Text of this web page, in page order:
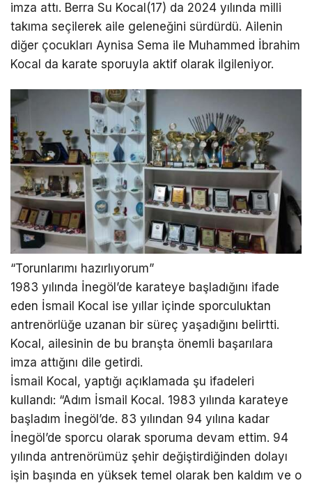
imza attı. Berra Su Kocal(17) da 2024 yılında milli
takıma seçilerek aile geleneğini sürdürdü. Ailenin
diğer çocukları Aynisa Sema ile Muhammed İbrahim
Kocal da karate sporuyla aktif olarak ilgileniyor.
“Torunlarımı hazırlıyorum”
1983 yılında İnegöl’de karateye başladığını ifade
eden İsmail Kocal ise yıllar içinde sporculuktan
antrenörlüğe uzanan bir süreç yaşadığını belirtti.
Kocal, ailesinin de bu branşta önemli başarılara
imza attığını dile getirdi.
İsmail Kocal, yaptığı açıklamada şu ifadeleri
kullandı: “Adım İsmail Kocal. 1983 yılında karateye
başladım İnegöl’de. 83 yılından 94 yılına kadar
İnegöl’de sporcu olarak sporuma devam ettim. 94
yılında antrenörümüz şehir değiştirdiğinden dolayı
işin başında en yüksek temel olarak ben kaldım ve o